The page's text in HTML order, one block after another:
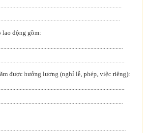
lao động gồm:
được hưởng lương (nghỉ lễ, phép, việc riêng):